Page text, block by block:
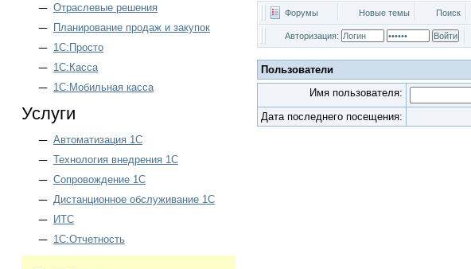
Отраслевые решения
Планирование продаж и закупок
1С:Просто
1С:Касса
1С:Мобильная касса
Услуги
Автоматизация 1С
Технология внедрения 1С
Сопровождение 1С
Дистанционное обслуживание 1С
ИТС
1С:Отчетность
Форумы Новые темы Поиск
Авторизация:
Пользователи
Имя пользователя:
Дата последнего посещения: